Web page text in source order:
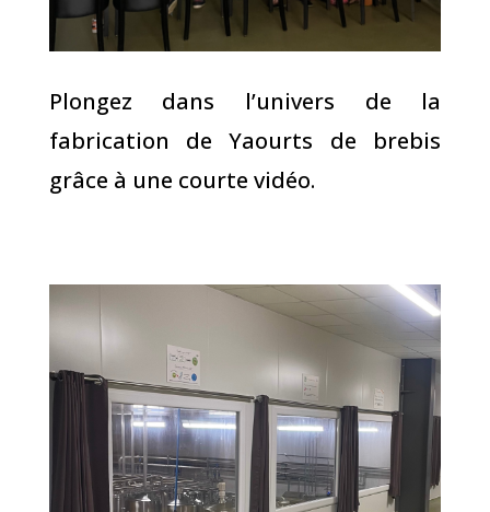
Plongez dans l’univers de la
fabrication de Yaourts de brebis
grâce à une courte vidéo.